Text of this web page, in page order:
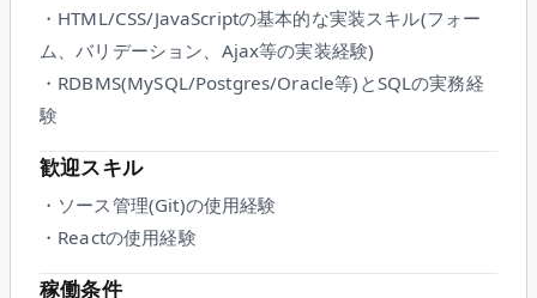
・HTML/CSS/JavaScriptの基本的な実装スキル(フォー
ム、バリデーション、Ajax等の実装経験)
・RDBMS(MySQL/Postgres/Oracle等)とSQLの実務経
験
歓迎スキル
・ソース管理(Git)の使用経験
・Reactの使用経験
稼働条件